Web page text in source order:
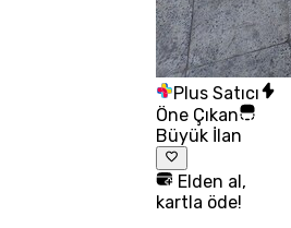
Plus Satıcı
Öne Çıkan
Büyük İlan
Elden al,
kartla öde!